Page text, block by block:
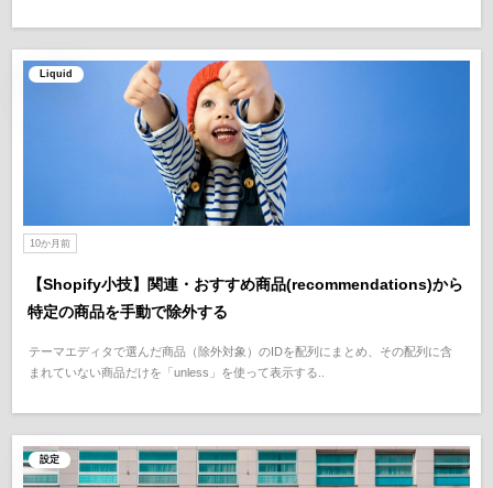
Liquid
10か月前
【Shopify小技】関連・おすすめ商品(recommendations)から
特定の商品を手動で除外する
テーマエディタで選んだ商品（除外対象）のIDを配列にまとめ、その配列に含
まれていない商品だけを「unless」を使って表示する..
設定